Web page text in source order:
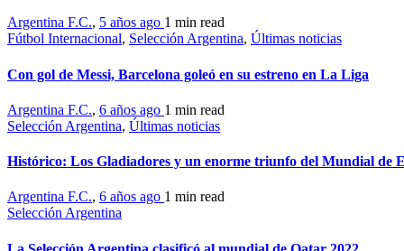
Argentina F.C., 5 años ago 1 min read
Fútbol Internacional, Selección Argentina, Últimas noticias
Con gol de Messi, Barcelona goleó en su estreno en La Liga
Argentina F.C., 6 años ago 1 min read
Selección Argentina, Últimas noticias
Histórico: Los Gladiadores y un enorme triunfo del Mundial de
Argentina F.C., 6 años ago 1 min read
Selección Argentina